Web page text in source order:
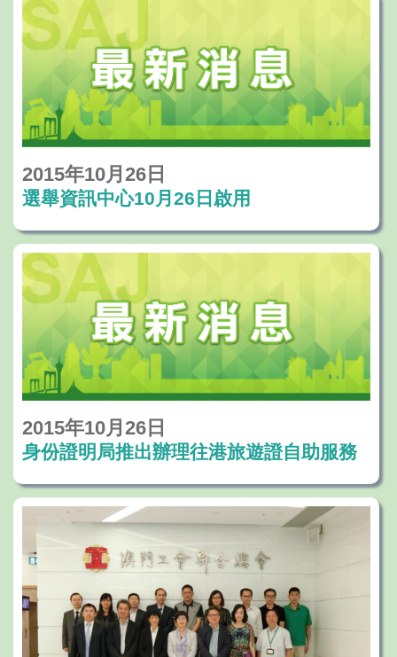
2015年10月26日
選舉資訊中心10月26日啟用
2015年10月26日
身份證明局推出辦理往港旅遊證自助服務